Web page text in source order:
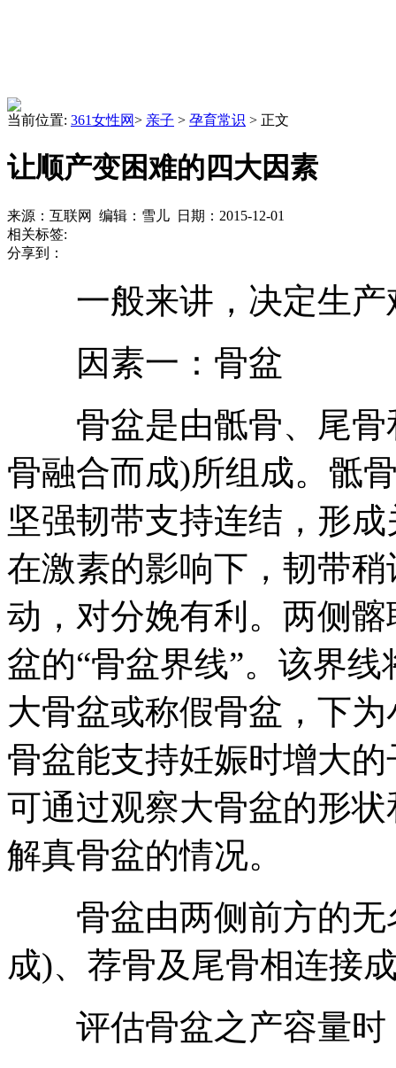
当前位置: 361女性网> 亲子 > 孕育常识 > 正文
让顺产变困难的四大因素
来源：互联网 编辑：雪儿 日期：2015-12-01
相关标签:
分享到：
一般来讲，决定生产
因素一：骨盆
骨盆是由骶骨、尾骨
骨融合而成)所组成。骶
坚强韧带支持连结，形
在激素的影响下，韧带
动，对分娩有利。两侧
盆的“骨盆界线”。该界
大骨盆或称假骨盆，下
骨盆能支持妊娠时增大
可通过观察大骨盆的形
解真骨盆的情况。
骨盆由两侧前方的无
成)、荐骨及尾骨相连接
评估骨盆之产容量时